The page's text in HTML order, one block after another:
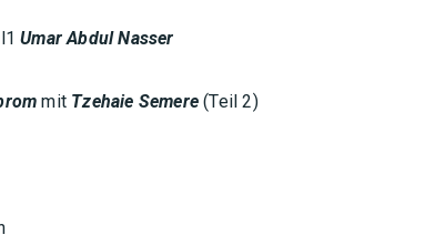
Umar Abdul Nasser
mit Tzehaie Semere(Teil 2)